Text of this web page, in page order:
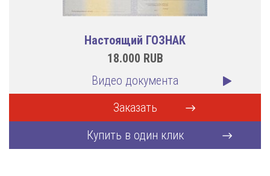
Настоящий ГОЗНАК
18.000 RUB
Видео документа
Заказать
Купить в один клик